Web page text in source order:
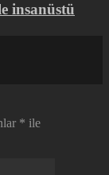
insanüstü
* ile